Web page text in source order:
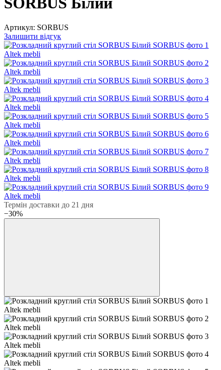
Артикул: SORBUS
Залишити відгук
Термін доставки до 21 дня
−30%